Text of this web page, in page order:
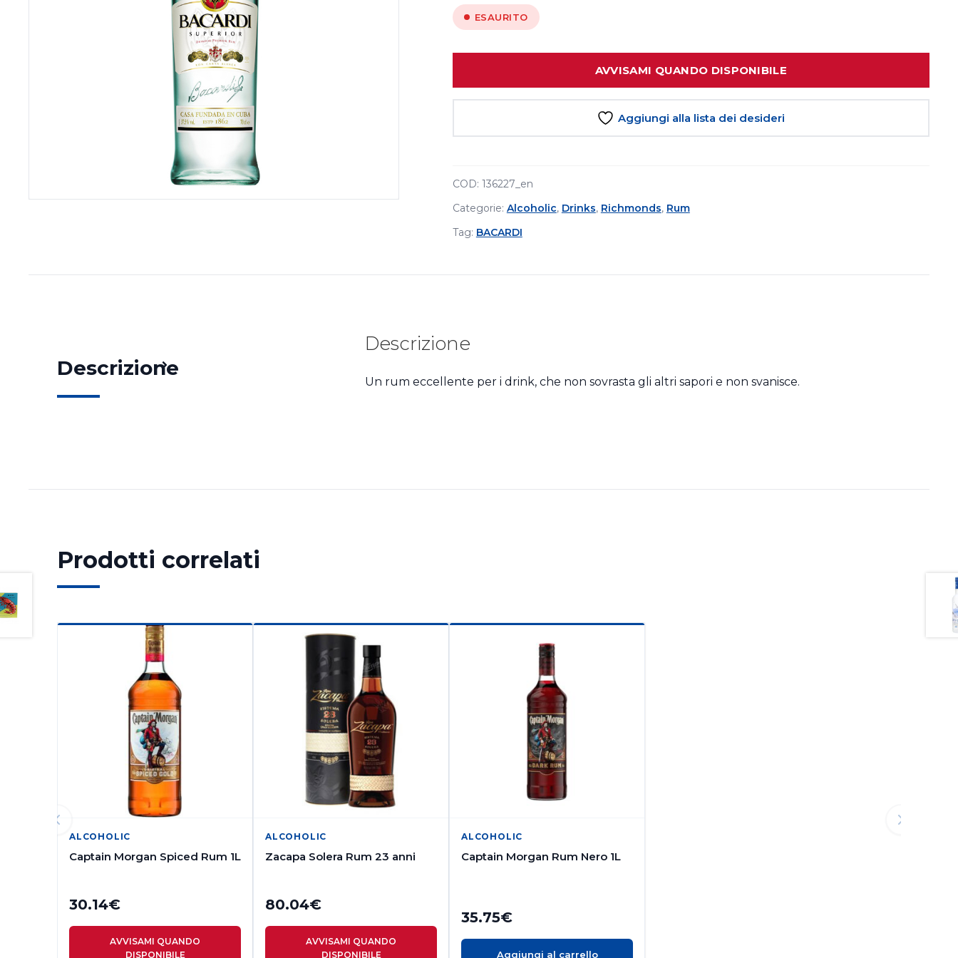
ESAURITO
AVVISAMI QUANDO DISPONIBILE
Aggiungi alla lista dei desideri
COD: 136227_en
Categorie: Alcoholic, Drinks, Richmonds, Rum
Tag: BACARDI
Descrizione
Descrizione
Un rum eccellente per i drink, che non sovrasta gli altri sapori e non svanisce.
Prodotti correlati
ALCOHOLIC
Captain Morgan Spiced Rum 1L
30.14€
AVVISAMI QUANDO
DISPONIBILE
ALCOHOLIC
Zacapa Solera Rum 23 anni
80.04€
AVVISAMI QUANDO
DISPONIBILE
ALCOHOLIC
Captain Morgan Rum Nero 1L
35.75€
Aggiungi al carrello